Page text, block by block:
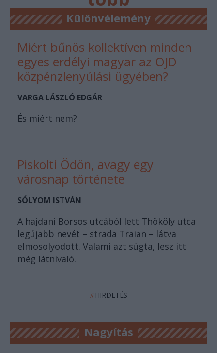
főtér.ro
Különvélemény
Miért bűnös kollektíven minden
egyes erdélyi magyar az OJD
közpénzlenyúlási ügyében?
VARGA LÁSZLÓ EDGÁR
És miért nem?
Piskolti Ödön, avagy egy
városnap története
SÓLYOM ISTVÁN
A hajdani Borsos utcából lett Thököly utca
legújabb nevét – strada Traian – látva
elmosolyodott. Valami azt súgta, lesz itt
még látnivaló.
//HIRDETÉS
Nagyítás